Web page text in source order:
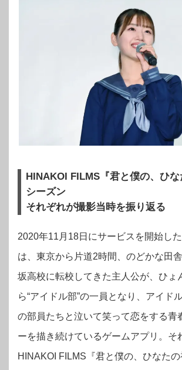
HINAKOI FILMS『君と僕の、ひ
シーズン
それぞれが撮影当時を振り返る
2020年11月18日にサービスを開始した
は、東京から片道2時間、のどかな田
坂高校に転校してきた主人公が、ひょ
ら“アイドル部”の一員となり、アイド
の部員たちと泣いて笑って恋をする青
ーを描き続けているゲームアプリ。そ
HINAKOI FILMS『君と僕の、ひなた